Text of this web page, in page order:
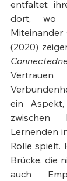
entfaltet
dort, wo
(2020)
ein
zwischen
Lernenden
Rolle spielt.
Brücke, die
auch